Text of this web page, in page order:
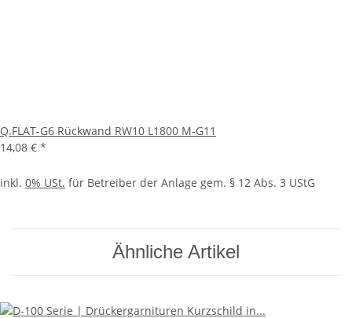
Q.FLAT-G6 Rückwand RW10 L1800 M-G11
14,08 € *
inkl. 0% USt. für Betreiber der Anlage gem. § 12 Abs. 3 UStG
Ähnliche Artikel